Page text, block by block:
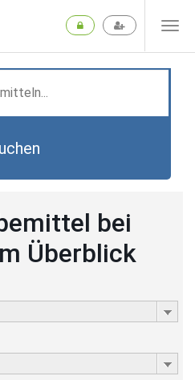
bei
Überblick